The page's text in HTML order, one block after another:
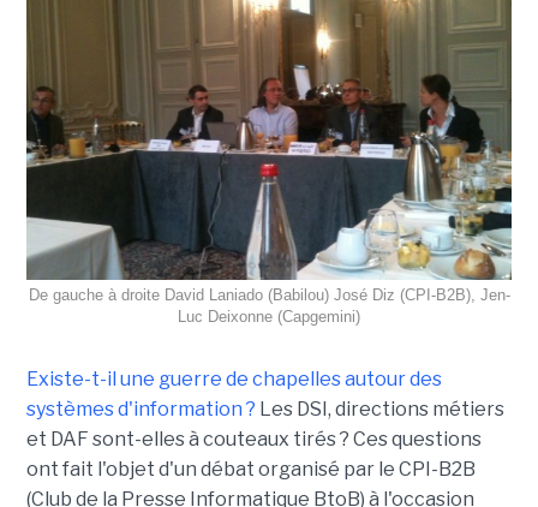
De gauche à droite David Laniado (Babilou) José Diz (CPI-B2B), Jen-
Luc Deixonne (Capgemini)
Existe-t-il une guerre de chapelles autour des
systèmes d'information ? Les DSI, directions métiers
et DAF sont-elles à couteaux tirés ? Ces questions
ont fait l'objet d'un débat organisé par le CPI-B2B
(Club de la Presse Informatique BtoB) à l'occasion